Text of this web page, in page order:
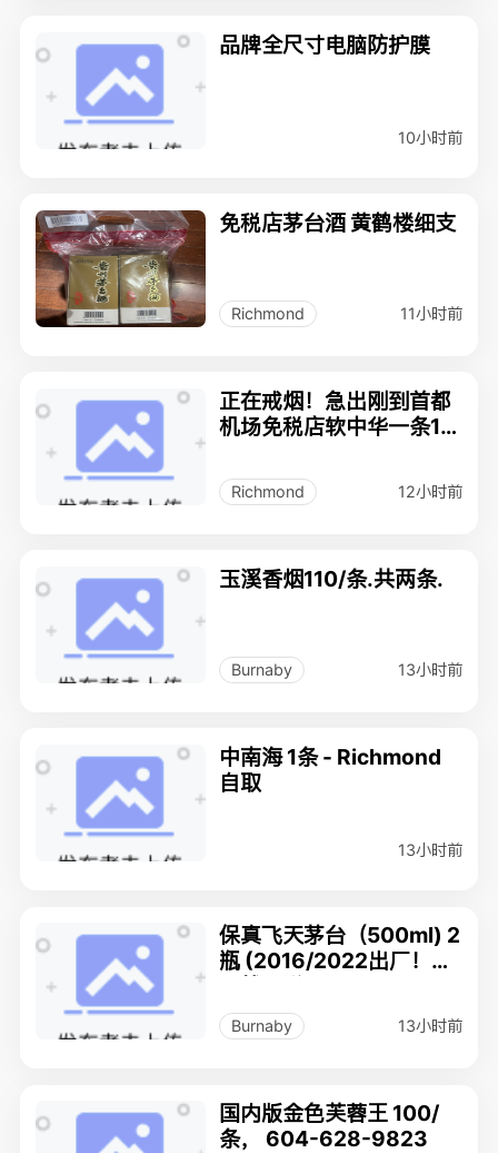
品牌全尺寸电脑防护膜
10小时前
免税店茅台酒 黄鹤楼细支
Richmond 11小时前
正在戒烟！急出刚到首都
机场免税店软中华一条16
Richmond 12小时前
玉溪香烟110/条.共两条.
Burnaby 13小时前
中南海 1条 - Richmond
自取
13小时前
保真飞天茅台（500ml) 2
瓶 (2016/2022出厂！）
Burnaby 13小时前
国内版金色芙蓉王 100/
条， 604-628-9823